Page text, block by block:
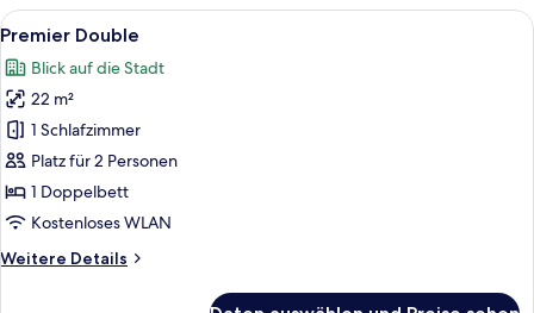
Alle
Fotos
für
Premier
Double
anzeigen
Ein Hotelzimmer mit einem großen
3
Premier Double
Blick auf die Stadt
22 m²
1 Schlafzimmer
Platz für 2 Personen
1 Doppelbett
Kostenloses WLAN
Weitere Details
Weitere